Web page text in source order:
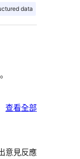
data
查看全部
評
意見反應